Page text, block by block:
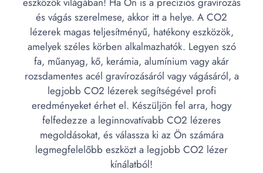
és vágás szerelmese, akkor itt a helye. A CO2
lézerek magas teljesítményű, hatékony eszközök,
amelyek széles körben alkalmazhatók. Legyen szó
fa, műanyag, kő, kerámia, alumínium vagy akár
rozsdamentes acél gravírozásáról vagy vágásáról, a
legjobb CO2 lézerek segítségével profi
eredményeket érhet el. Készüljön fel arra, hogy
felfedezze a leginnovatívabb CO2 lézeres
megoldásokat, és válassza ki az Ön számára
legmegfelelőbb eszközt a legjobb CO2 lézer
kínálatból!